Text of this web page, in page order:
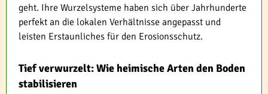
geht. Ihre Wurzelsysteme haben sich über Jahrhunderte
perfekt an die lokalen Verhältnisse angepasst und
leisten Erstaunliches für den Erosionsschutz.
Tief verwurzelt: Wie heimische Arten den Boden
stabilisieren